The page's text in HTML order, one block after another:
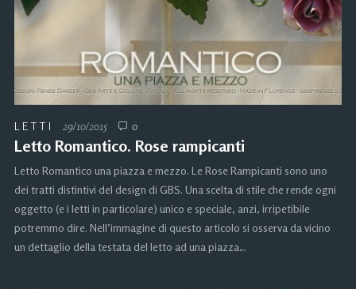
LETTI 29/10/2015 0
Letto Romantico. Rose rampicanti
Letto Romantico una piazza e mezzo. Le Rose Rampicanti sono uno
dei tratti distintivi del design di GBS. Una scelta di stile che rende ogni
oggetto (e i letti in particolare) unico e speciale, anzi, irripetibile
potremmo dire. Nell’immagine di questo articolo si osserva da vicino
un dettaglio della testata del letto ad una piazza…